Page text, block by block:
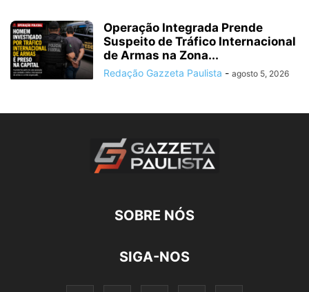
Operação Integrada Prende
Suspeito de Tráfico Internacional
de Armas na Zona...
Redação Gazzeta Paulista - agosto 5, 2026
SOBRE NÓS
SIGA-NOS